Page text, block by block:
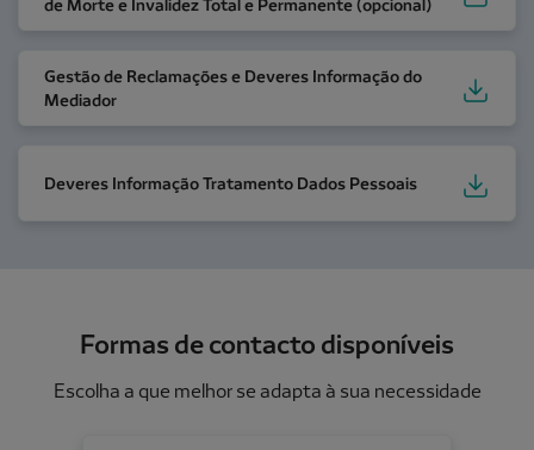
de Morte e Invalidez Total e Permanente (opcional)
Gestão de Reclamações e Deveres Informação do
Mediador
Gestão de Reclamações e Deveres Informação do
Deveres Informação Tratamento Dados Pessoais
Formas de contacto disponíveis
Escolha a que melhor se adapta à sua necessidade